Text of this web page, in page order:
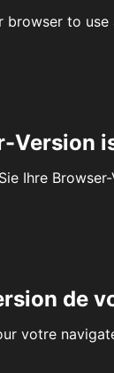
browser to
Version
Ihre
de
votre